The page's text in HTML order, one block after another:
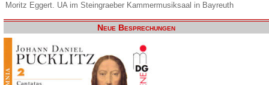
Moritz Eggert. UA im Steingraeber Kammermusiksaal in Bayreuth
Neue Besprechungen